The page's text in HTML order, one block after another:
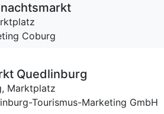
Coburg
Quedlinburg
Marktplatz
Tourismus-Marketing GmbH